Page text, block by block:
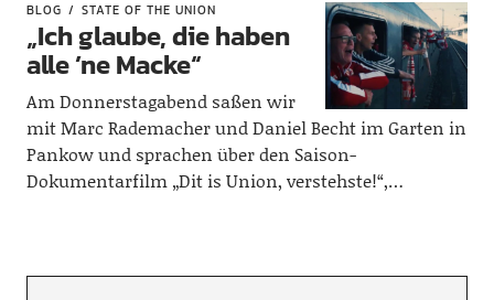
BLOG STATE OF THE UNION
„Ich glaube, die haben
alle ’ne Macke“
Am Donnerstagabend saßen wir
mit Marc Rademacher und Daniel Becht im Garten in
Pankow und sprachen über den Saison-
Dokumentarfilm „Dit is Union, verstehste!“,…